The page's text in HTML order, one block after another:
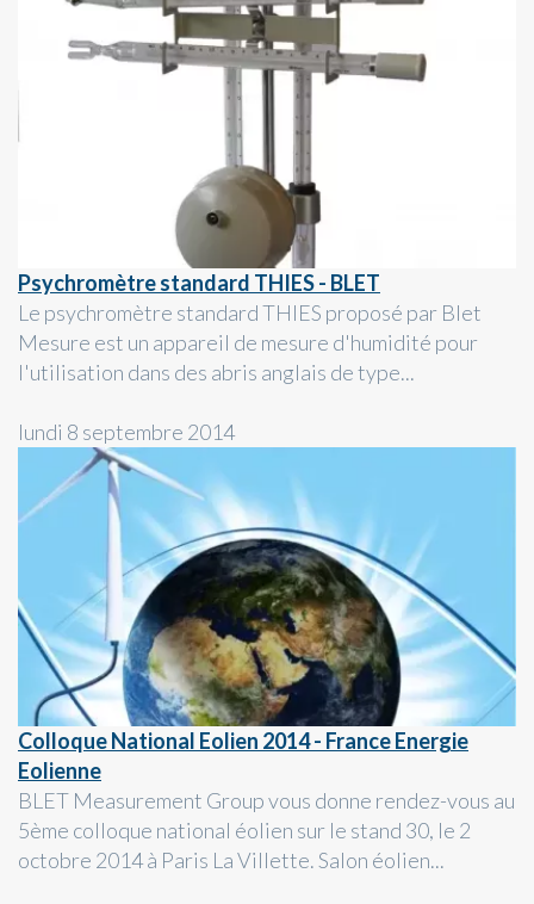
Psychromètre standard THIES - BLET
Le psychromètre standard THIES proposé par Blet
Mesure est un appareil de mesure d'humidité pour
l'utilisation dans des abris anglais de type...
lundi 8 septembre 2014
Colloque National Eolien 2014 - France Energie
Eolienne
BLET Measurement Group vous donne rendez-vous au
5ème colloque national éolien sur le stand 30, le 2
octobre 2014 à Paris La Villette. Salon éolien...